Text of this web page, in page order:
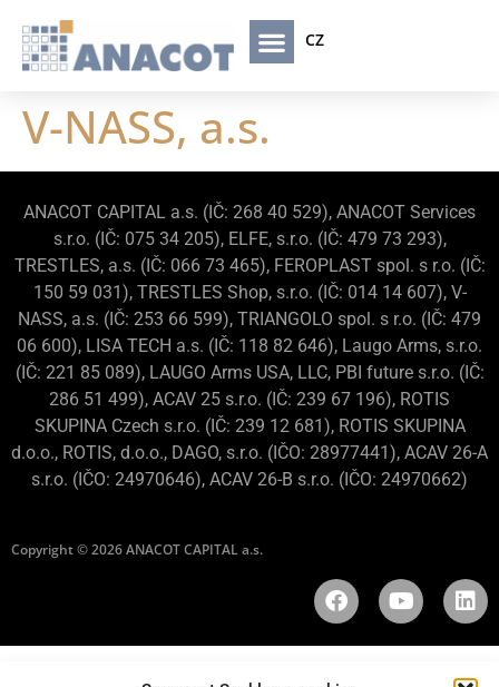
CZ
V-NASS, a.s.
ANACOT CAPITAL a.s. (IČ: 268 40 529), ANACOT Services
s.r.o. (IČ: 075 34 205), ELFE, s.r.o. (IČ: 479 73 293),
TRESTLES, a.s. (IČ: 066 73 465), FEROPLAST spol. s r.o. (IČ:
150 59 031), TRESTLES Shop, s.r.o. (IČ: 014 14 607), V-
NASS, a.s. (IČ: 253 66 599), TRIANGOLO spol. s r.o. (IČ: 479
06 600), LISA TECH a.s. (IČ: 118 82 646), Laugo Arms, s.r.o.
(IČ: 221 85 089), LAUGO Arms USA, LLC, PBI future s.r.o. (IČ:
286 51 499), ACAV 25 s.r.o. (IČ: 239 67 196), ROTIS
SKUPINA Czech s.r.o. (IČ: 239 12 681), ROTIS SKUPINA
d.o.o., ROTIS, d.o.o., DAGO, s.r.o. (IČO: 28977441), ACAV 26-A
s.r.o. (IČO: 24970646), ACAV 26-B s.r.o. (IČO: 24970662)
Copyright © 2026 ANACOT CAPITAL a.s.